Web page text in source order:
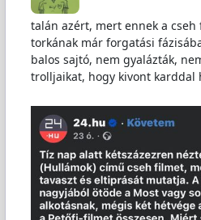
talán azért, mert ennek a
torkának már forgatási
balos sajtó, nem gyalázták,
trolljaikat, hogy kivont karddal